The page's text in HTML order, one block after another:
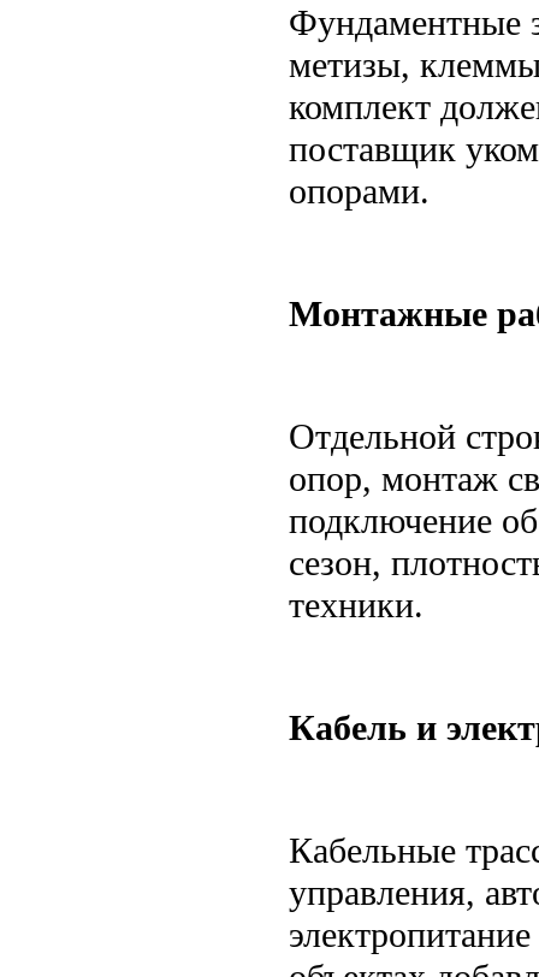
Фундаментные
метизы,
комплект
поставщик
опорами.
Монтажные
Отдельной
опор, монтаж
подключение
сезон,
техники.
Кабель и
Кабельные
управления,